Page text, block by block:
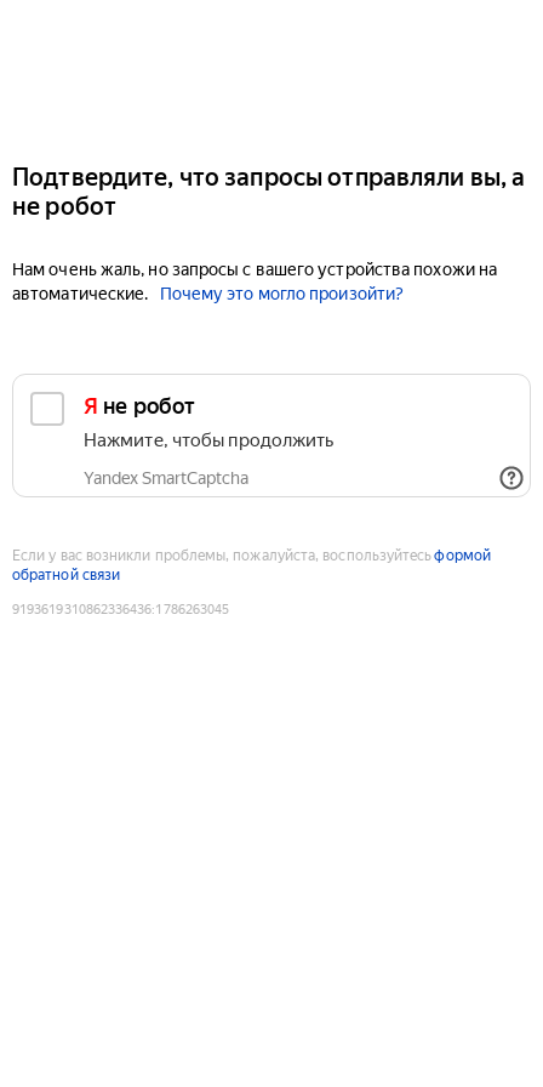
Подтвердите, что запросы отправляли вы, а
не робот
Нам очень жаль, но запросы с вашего устройства похожи на
автоматические.
Почему это могло произойти?
Я не робот
Нажмите, чтобы продолжить
Yandex SmartCaptcha
Если у вас возникли проблемы, пожалуйста, воспользуйтесьформой
обратной связи
9193619310862336436:1786263045